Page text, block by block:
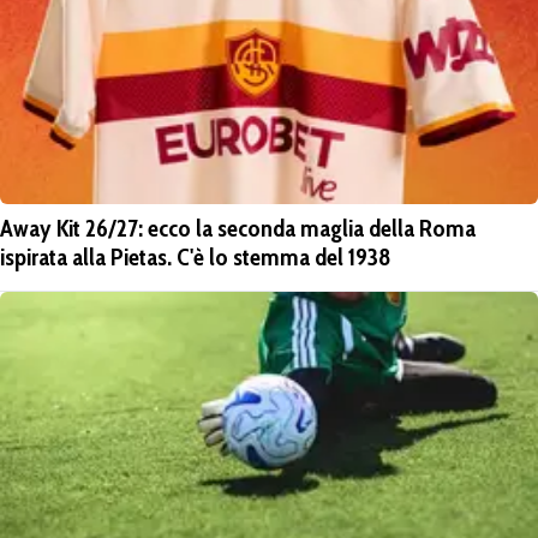
Away Kit 26/27: ecco la seconda maglia della Roma
ispirata alla Pietas. C'è lo stemma del 1938